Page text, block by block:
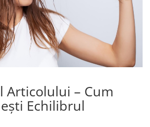
Poplin 2
Satinat 2
Articolului – Cum
Echilibrul